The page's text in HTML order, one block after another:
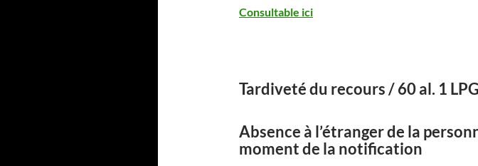
Consultable ici
Tardiveté du recours / 60 al. 1
Absence à l’étranger de la
moment de la notification